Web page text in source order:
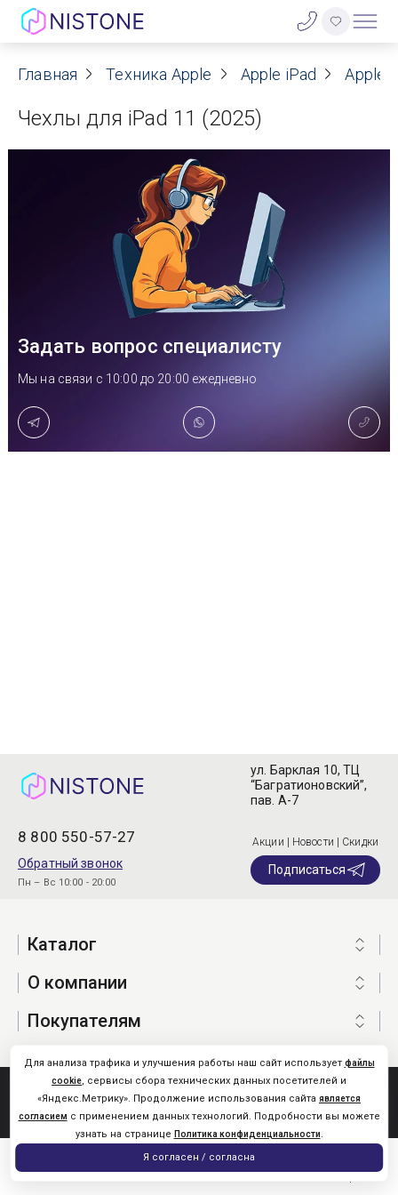
Акции
О нас
Договор оферты
Реквизиты
Контакты
Гарантия
Главная Техника Apple Apple iPad Apple
Чехлы для iPad 11 (2025)
Задать вопрос специалисту
Мы на связи с 10:00 до 20:00 ежедневно
8 800 550-57-27
Обратный звонок
Пн – Вс 10:00 - 20:00
ул. Барклая 10, ТЦ
“Багратионовский”,
пав. А-7
Акции | Новости | Скидки
Подписаться
Каталог
О компании
Покупателям
Nistone.Ru © 2026
Карта сайта
Для анализа трафика и улучшения работы наш сайт использует файлы
cookie, сервисы сбора технических данных посетителей и
«Яндекс.Метрику». Продолжение использования сайта является
согласием с применением данных технологий. Подробности вы можете
узнать на странице Политика конфиденциальности.
Я согласен / согласна